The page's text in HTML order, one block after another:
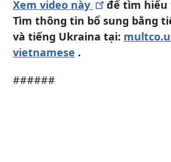
Xem video này
để tìm hiểu
Tìm thông tin bổ sung bằng
và tiếng Ukraina tại:
vietnamese .
######